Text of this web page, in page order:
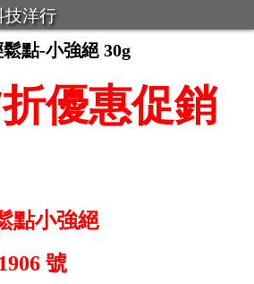
技洋行
點-小強絕 30g
優惠促銷
點小強絕
號